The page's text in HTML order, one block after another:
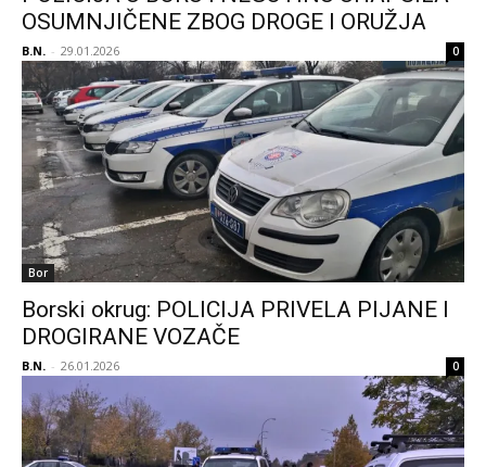
OSUMNJIČENE ZBOG DROGE I ORUŽJA
B.N. - 29.01.2026 0
Bor
Borski okrug: POLICIJA PRIVELA PIJANE I
DROGIRANE VOZAČE
B.N. - 26.01.2026 0